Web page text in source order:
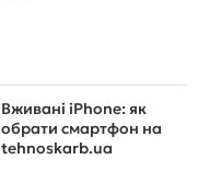
Вживані iPhone: як
обрати смартфон на
tehnoskarb.ua